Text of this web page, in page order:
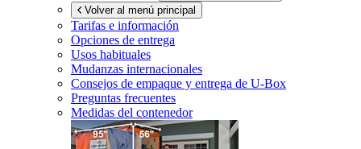
Volver al menú principal
Tarifas e información
Opciones de entrega
Usos habituales
Mudanzas internacionales
Consejos de empaque y entrega de U-Box
Preguntas frecuentes
Medidas del contenedor